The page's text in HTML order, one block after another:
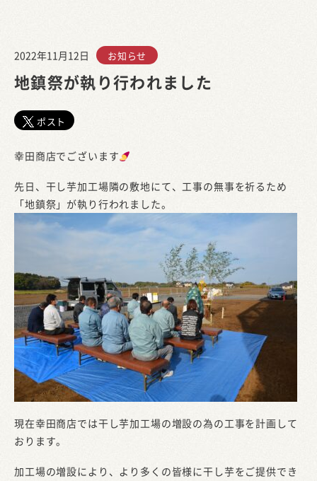
2022年11月12日 お知らせ
地鎮祭が執り行われました
ポスト
幸田商店でございます
先日、干し芋加工場隣の敷地にて、工事の無事を祈るため
「地鎮祭」が執り行われました。
現在幸田商店では干し芋加工場の増設の為の工事を計画して
おります。
加工場の増設により、より多くの皆様に干し芋をご提供でき